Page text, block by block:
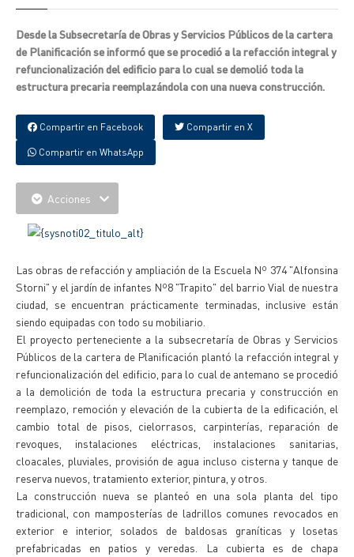
Desde la Subsecretaría de Obras y Servicios Públicos de la cartera
de Planificación se informó que se procedió a la refacción integral y
refuncionalización del edificio para lo cual se demolió toda la
estructura precaria reemplazándola con una nueva construcción.
Compartir en Facebook Compartir en X
Compartir en WhatsApp
Acciones
Las obras de refacción y ampliación de la Escuela Nº 374 "Alfonsina
Storni" y el jardín de infantes Nº8 "Trapito" del barrio Vial de nuestra
ciudad, se encuentran prácticamente terminadas, inclusive están
siendo equipadas con todo su mobiliario.
El proyecto perteneciente a la subsecretaría de Obras y Servicios
Públicos de la cartera de Planificación plantó la refacción integral y
refuncionalización del edificio, para lo cual de antemano se procedió
a la demolición de toda la estructura precaria y construcción en
reemplazo, remoción y elevación de la cubierta de la edificación, el
cambio total de pisos, cielorrasos, carpinterías, reparación de
revoques, instalaciones eléctricas, instalaciones sanitarias,
cloacales, pluviales, provisión de agua incluso cisterna y tanque de
reserva nuevos, tratamiento exterior, pintura, y otros.
La construcción nueva se planteó en una sola planta del tipo
tradicional, con mamposterías de ladrillos comunes revocados en
exterior e interior, solados de baldosas graníticas y losetas
prefabricadas en patios y veredas. La cubierta es de chapa